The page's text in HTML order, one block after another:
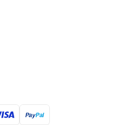
PayPal